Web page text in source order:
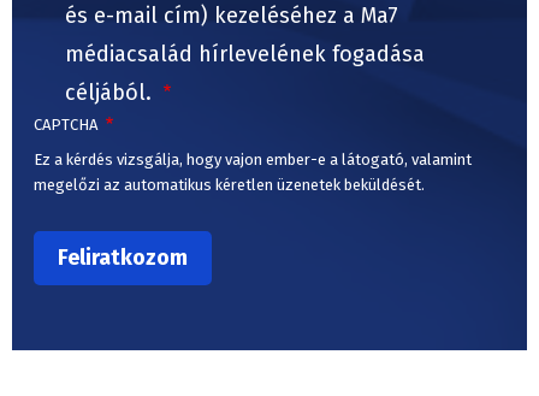
és e-mail cím) kezeléséhez a Ma7
médiacsalád hírlevelének fogadása
céljából.
CAPTCHA
Ez a kérdés vizsgálja, hogy vajon ember-e a látogató, valamint
megelőzi az automatikus kéretlen üzenetek beküldését.